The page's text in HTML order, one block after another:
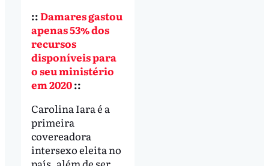
::Damares gastou
apenas 53% dos
recursos
disponíveis para
o seu ministério
em 2020::
Carolina Iara é a
primeira
covereadora
intersexo eleita no